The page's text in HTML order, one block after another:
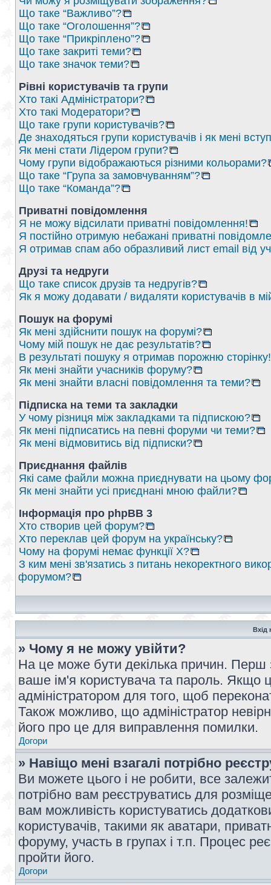
Що таке “Важливо”?
Що таке “Оголошення”?
Що таке “Прикріплено”?
Що таке закриті теми?
Що таке значок теми?
Рівні користувачів та групи
Хто такі Адміністратори?
Хто такі Модератори?
Що таке групи користувачів?
Де знаходяться групи користувачів і як мені
Як мені стати Лідером групи?
Чому групи відображаються різними кольорами?
Що таке “Група за замовчуванням”?
Що таке “Команда”?
Приватні повідомлення
Я не можу відсилати приватні повідомлення!
Я постійно отримую небажані приватні
Я отримав спам або образливий лист email від
Друзі та недруги
Що таке список друзів та недругів?
Як я можу додавати / видаляти користувачів в
Пошук на форумі
Як мені здійснити пошук на форумі?
Чому мій пошук не дає результатів?
В результаті пошуку я отримав порожню сторінку!
Як мені знайти учасників форуму?
Як мені знайти власні повідомлення та теми?
Підписка на теми та закладки
У чому різниця між закладками та підпискою?
Як мені підписатись на певні форуми чи теми?
Як мені відмовитись від підписки?
Приєднання файлів
Які саме файли можна приєднувати на цьому
Як мені знайти усі приєднані мною файли?
Інформація про phpBB 3
Хто створив цей форум?
Хто переклав цей форум на українську?
Чому на форумі немає функції X?
З ким мені зв'язатись з питань некоректного
форумом?
Вхід
» Чому я не можу увійти?
На це може бути декілька причин. Перш
ваше ім'я користувача та пароль. Якщо
адміністратором для того, щоб
Також можливо, що адміністратор
його про це для виправлення помилки.
Догори
» Навіщо мені взагалі потрібно
Ви можете цього і не робити, все
потрібно вам реєструватись для
вам можливість користуватись
користувачів, такими як аватари,
форуму, участь в групах і т.п. Процес
пройти його.
Догори